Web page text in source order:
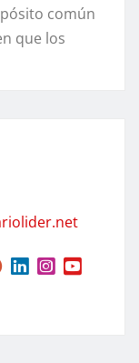
común
que los